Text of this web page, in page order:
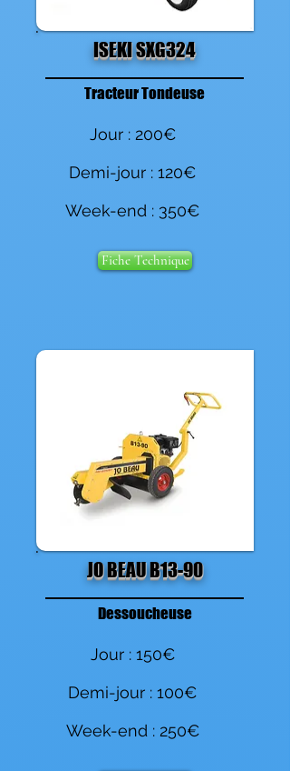
ISEKI SXG324
Tracteur Tondeuse
Jour : 200€
Demi-jour : 120€
Week-end : 350€
Fiche Technique
JO BEAU B13-90
Dessoucheuse
Jour : 150€
Demi-jour : 100€
Week-end : 250€